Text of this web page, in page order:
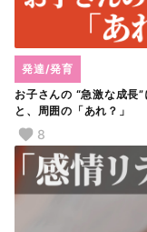
お子さんの “急激な成
と、周囲の「あれ？」
発達/発育
8